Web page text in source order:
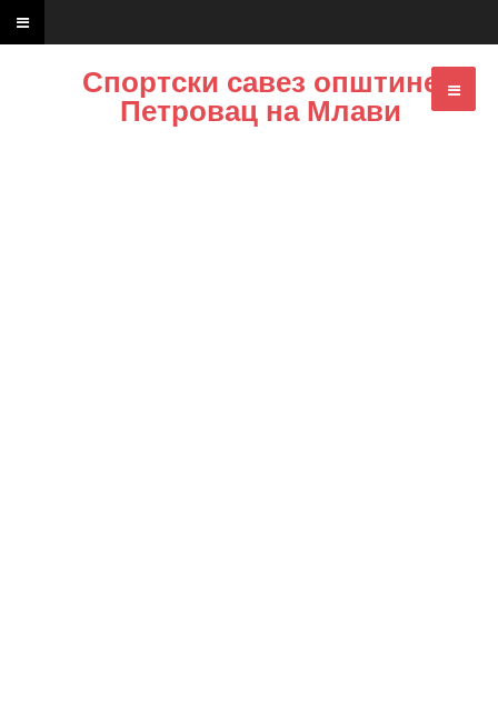
Спортски савез општине
Петровац на Млави